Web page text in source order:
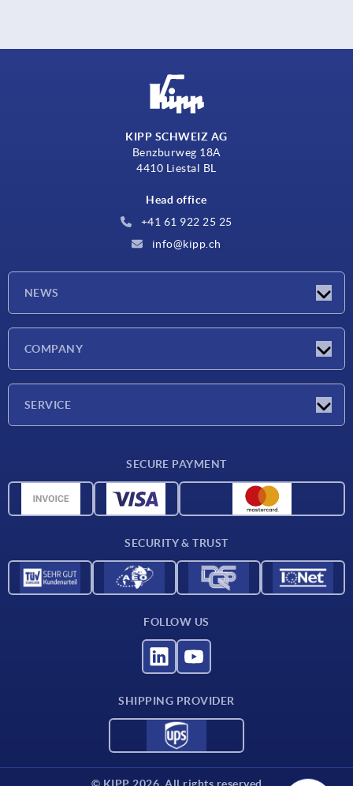
KIPP SCHWEIZ AG
Benzburweg 18A
4410 Liestal BL
Head office
+41 61 922 25 25
info@kipp.ch
NEWS
COMPANY
SERVICE
CAD data
SECURE PAYMENT
SECURITY & TRUST
FOLLOW US
SHIPPING PROVIDER